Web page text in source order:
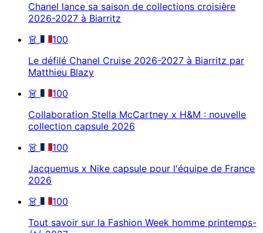
Chanel lance sa saison de collections croisière
2026-2027 à Biarritz
👗
100
Le défilé Chanel Cruise 2026-2027 à Biarritz par
Matthieu Blazy
👗
100
Collaboration Stella McCartney x H&M : nouvelle
collection capsule 2026
👗
100
Jacquemus x Nike capsule pour l'équipe de France
2026
👗
100
Tout savoir sur la Fashion Week homme printemps-